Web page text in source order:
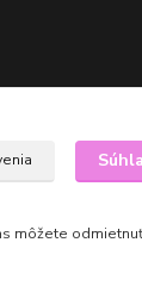
môžete